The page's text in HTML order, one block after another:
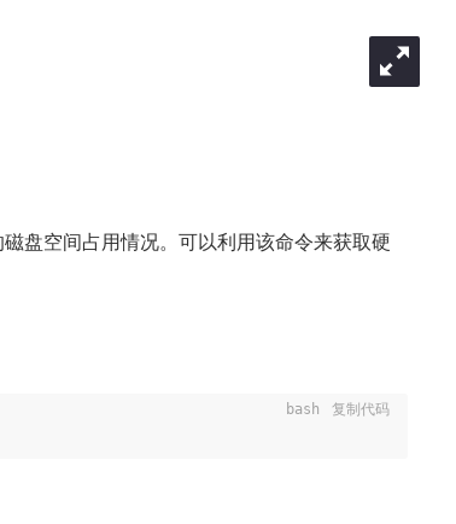
空间占用情况。可以利用该命令来获取硬
bash 复制代码